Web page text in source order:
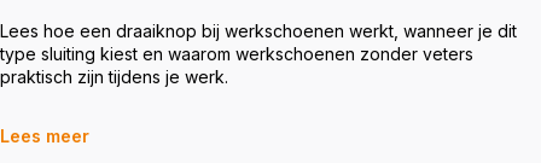
Lees hoe een draaiknop bij werkschoenen werkt, wanneer je dit
type sluiting kiest en waarom werkschoenen zonder veters
praktisch zijn tijdens je werk.
Lees meer